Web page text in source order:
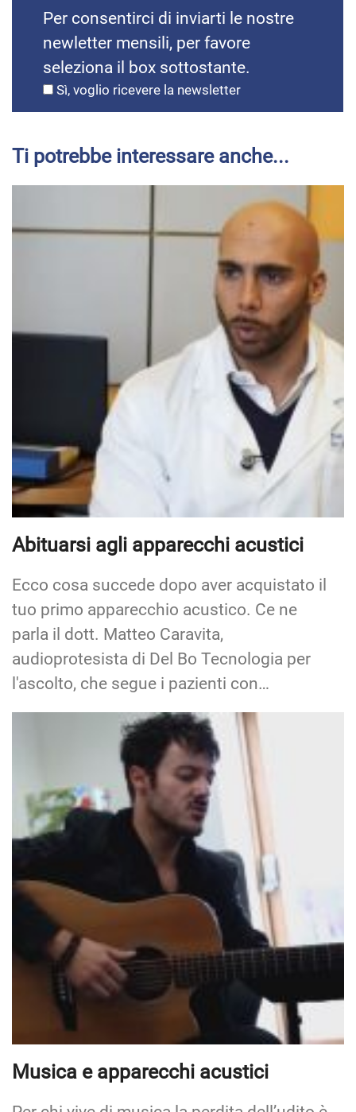
Per consentirci di inviarti le nostre
newletter mensili, per favore
seleziona il box sottostante.
Sì, voglio ricevere la newsletter
Ti potrebbe interessare anche...
Abituarsi agli apparecchi acustici
Ecco cosa succede dopo aver acquistato il
tuo primo apparecchio acustico. Ce ne
parla il dott. Matteo Caravita,
audioprotesista di Del Bo Tecnologia per
l'ascolto, che segue i pazienti con…
Musica e apparecchi acustici